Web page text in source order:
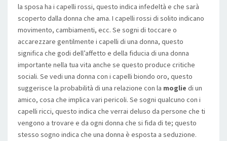
la sposa ha i capelli rossi, questo indica infedeltà e che sarà
scoperto dalla donna che ama. I capelli rossi di solito indicano
movimento, cambiamenti, ecc. Se sogni di toccare o
accarezzare gentilmente i capelli di una donna, questo
significa che godi dell’affetto e della fiducia di una donna
importante nella tua vita anche se questo produce critiche
sociali. Se vedi una donna con i capelli biondo oro, questo
suggerisce la probabilità di una relazione con la moglie di un
amico, cosa che implica vari pericoli. Se sogni qualcuno con i
capelli ricci, questo indica che verrai deluso da persone che ti
vengono a trovare e da ogni donna che si fida di te; questo
stesso sogno indica che una donna è esposta a seduzione.